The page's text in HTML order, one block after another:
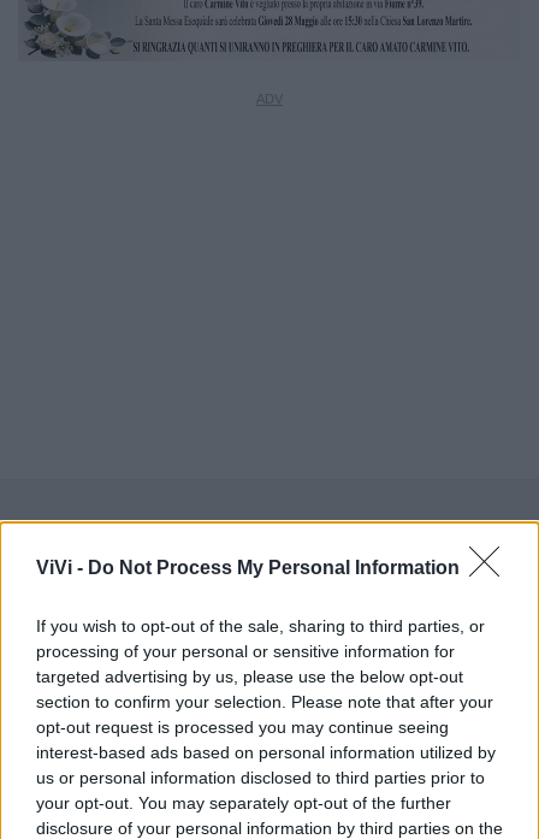
ViVi - Do Not Process My Personal Information
If you wish to opt-out of the sale, sharing to third parties, or
processing of your personal or sensitive information for
targeted advertising by us, please use the below opt-out
section to confirm your selection. Please note that after your
opt-out request is processed you may continue seeing
interest-based ads based on personal information utilized by
us or personal information disclosed to third parties prior to
your opt-out. You may separately opt-out of the further
disclosure of your personal information by third parties on the
Mondo CIA